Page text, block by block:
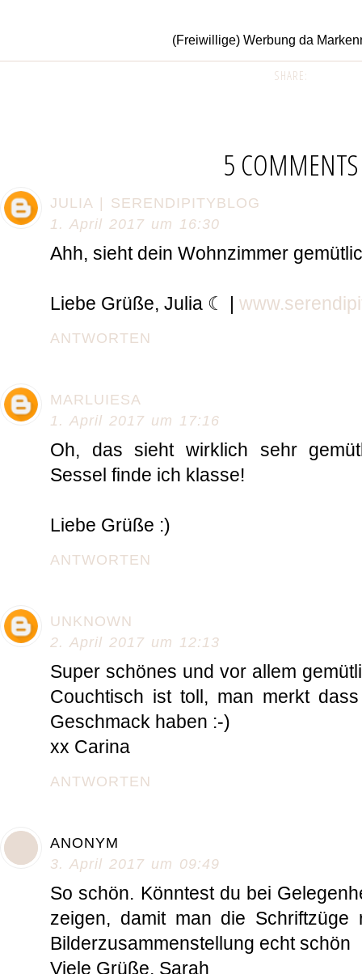
(Freiwillige) Werbung da
SHARE:
5 COMMENTS
JULIA | SERENDIPITYBLOG
1. April 2017 um 16:30
Ahh, sieht dein Wohnzimmer
Liebe Grüße, Julia ☾ |
ANTWORTEN
MARLUIESA
1. April 2017 um 17:16
Oh, das sieht wirklich sehr
Sessel finde ich klasse!
Liebe Grüße :)
ANTWORTEN
UNKNOWN
2. April 2017 um 12:13
Super schönes und vor allem
Couchtisch ist toll, man merkt
Geschmack haben :-)
xx Carina
ANTWORTEN
ANONYM
3. April 2017 um 09:49
So schön. Könntest du bei
zeigen, damit man die
Bilderzusammenstellung echt schön
Viele Grüße, Sarah